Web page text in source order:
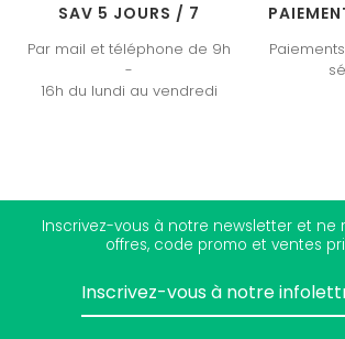
SAV 5 JOURS / 7
Par mail et téléphone de 9h
-
16h du lundi au vendredi
Inscrivez-vous à notre newsletter et ne
offres, code promo et ventes